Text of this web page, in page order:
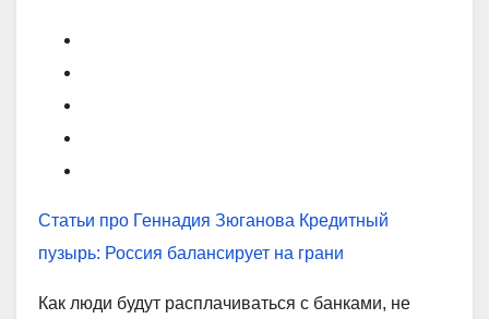
Статьи про Геннадия Зюганова Кредитный
пузырь: Россия балансирует на грани
Как люди будут расплачиваться с банками, не